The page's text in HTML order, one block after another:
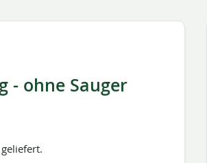
- ohne Sauger